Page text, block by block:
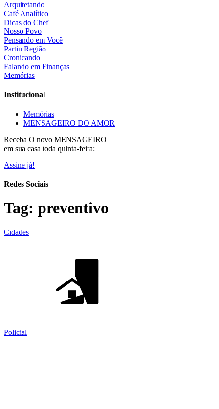
Arquitetando
Café Analítico
Dicas do Chef
Nosso Povo
Pensando em Você
Partiu Região
Cronicando
Falando em Finanças
Memórias
Institucional
Memórias
MENSAGEIRO DO AMOR
Receba O novo MENSAGEIRO
em sua casa toda quinta-feira:
Assine já!
Redes Sociais
Tag: preventivo
Cidades
Policial